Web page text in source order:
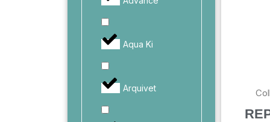
Aqua Ki
Arquivet